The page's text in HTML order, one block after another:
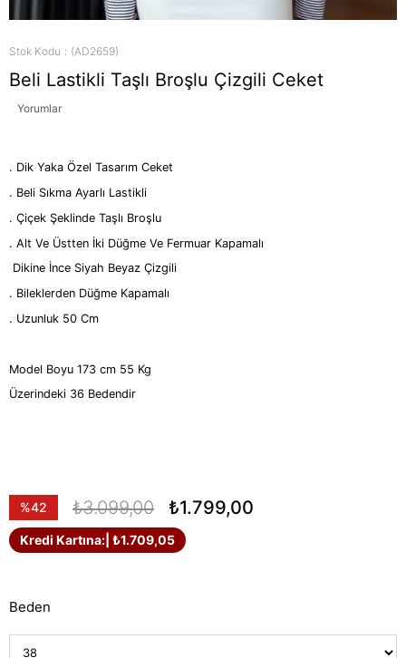
Stok Kodu (AD2659)
Beli Lastikli Taşlı Broşlu Çizgili Ceket
Yorumlar
. Dik Yaka Özel Tasarım Ceket
. Beli Sıkma Ayarlı Lastikli
. Çiçek Şeklinde Taşlı Broşlu
. Alt Ve Üstten İki Düğme Ve Fermuar Kapamalı
Dikine İnce Siyah Beyaz Çizgili
. Bileklerden Düğme Kapamalı
. Uzunluk 50 Cm
Model Boyu 173 cm 55 Kg
Üzerindeki 36 Bedendir
%42
İndirim
₺3.099,00 ₺1.799,00
Kredi Kartına: | ₺1.709,05
Beden